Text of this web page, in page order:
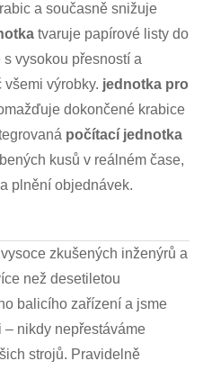
a současně snižuje
tvaruje papírové listy do
vysokou přesností a
výrobky. jednotka pro
dokončené krabice
počítací jednotka
kusů v reálném čase,
plnění objednávek.
zkušených inženýrů a
než desetiletou
balicího zařízení a jsme
nikdy nepřestáváme
strojů. Pravidelně